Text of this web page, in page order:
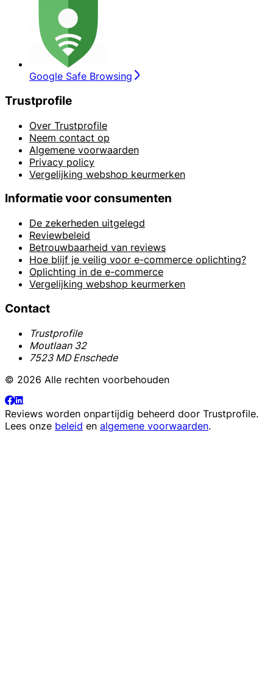
Google Safe Browsing
Trustprofile
Over Trustprofile
Neem contact op
Algemene voorwaarden
Privacy policy
Vergelijking webshop keurmerken
Informatie voor consumenten
De zekerheden uitgelegd
Reviewbeleid
Betrouwbaarheid van reviews
Hoe blijf je veilig voor e-commerce oplichting?
Oplichting in de e-commerce
Vergelijking webshop keurmerken
Contact
Trustprofile
Moutlaan 32
7523 MD Enschede
© 2026 Alle rechten voorbehouden
Reviews worden onpartijdig beheerd door Trustprofile.
Lees onze beleid en algemene voorwaarden.